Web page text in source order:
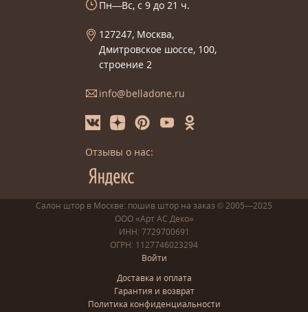
Пн—Вс, с 9 до 21 ч.
127247, Москва,
Дмитровское шоссе, 100,
строение 2
info@belladone.ru
Отзывы о нас:
Салон штор в Москве: пошив штор на заказ © 2005—2025
ООО «Арт АС Деко»
ИНН: 7729700691
ОГРН: 1127746023294
Войти
Доставка и оплата
Гарантия и возврат
Политика конфиденциальности